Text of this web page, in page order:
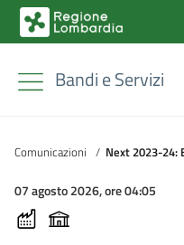
Bandi e Servizi
Comunicazioni / Next 2023-24:
07 agosto 2026, ore 04:05